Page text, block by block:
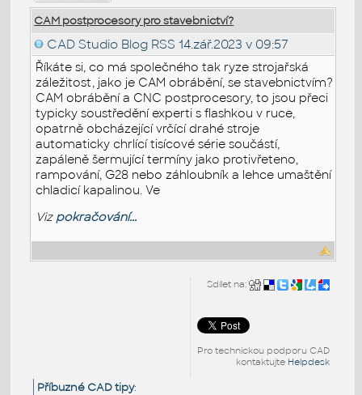
CAM postprocesory pro stavebnictví?
CAD Studio Blog RSS 14.zář.2023 v 09:57
Říkáte si, co má společného tak ryze strojařská
záležitost, jako je CAM obrábění, se stavebnictvím?
CAM obrábění a CNC postprocesory, to jsou přeci
typicky soustředění experti s flashkou v ruce,
opatrně obcházející vrčící drahé stroje
automaticky chrlící tisícové série součástí,
zapáleně šermující termíny jako protivřeteno,
rampování, G28 nebo záhloubník a lehce umaštění
chladicí kapalinou. Ve
Viz pokračování...
Sdílet na:
Pro technickou podporu CAD
kontaktujte Helpdesk
Příbuzné CAD tipy: